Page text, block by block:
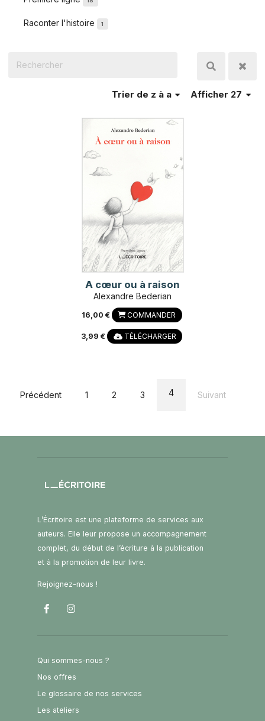
Raconter l'histoire 1
Afficher 27
Trier de z à a
A cœur ou à raison
Alexandre Bederian
16,00 € COMMANDER
3,99 € TÉLÉCHARGER
Précédent 1 2 3 4 Suivant
L’Écritoire est une plateforme de services aux
auteurs. Elle leur propose un accompagnement
complet, du début de l’écriture à la publication
et à la promotion de leur livre.
Rejoignez-nous !
Qui sommes-nous ?
Nos offres
Le glossaire de nos services
Les ateliers